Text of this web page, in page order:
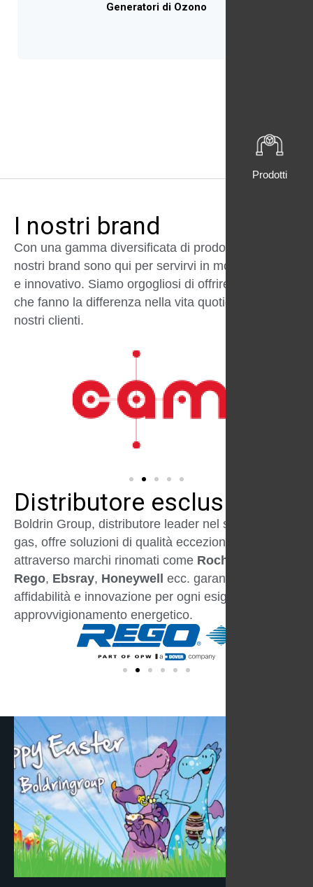
Generatori di Ozono
I nostri brand
Con una gamma diversificata di prodotti e servizi, i
nostri brand sono qui per servirvi in modo affidabile
e innovativo. Siamo orgogliosi di offrire soluzioni
che fanno la differenza nella vita quotidiana dei
nostri clienti.
Distributore esclusivo
Boldrin Group, distributore leader nel settore del
gas, offre soluzioni di qualità eccezionale
attraverso marchi rinomati come Rochester
Rego, Ebsray, Honeywell
ecc. garantendo
affidabilità e innovazione per ogni esigenza di
approvvigionamento energetico.
Prodotti